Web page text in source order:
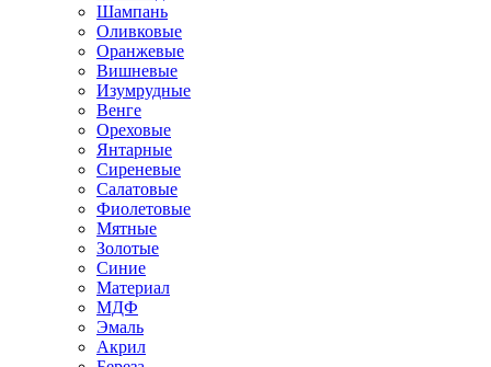
Шампань
Оливковые
Оранжевые
Вишневые
Изумрудные
Венге
Ореховые
Янтарные
Сиреневые
Салатовые
Фиолетовые
Мятные
Золотые
Синие
Материал
МДФ
Эмаль
Акрил